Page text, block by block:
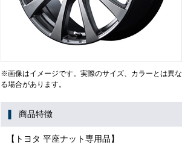
※画像はイメージです。実際のサイズ、カラーとは異な
る場合があります。
商品特徴
【トヨタ 平座ナット専用品】